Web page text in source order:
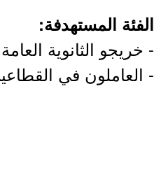
الفئة المستهدفة:
- خريجو الثانوية
- العاملون في